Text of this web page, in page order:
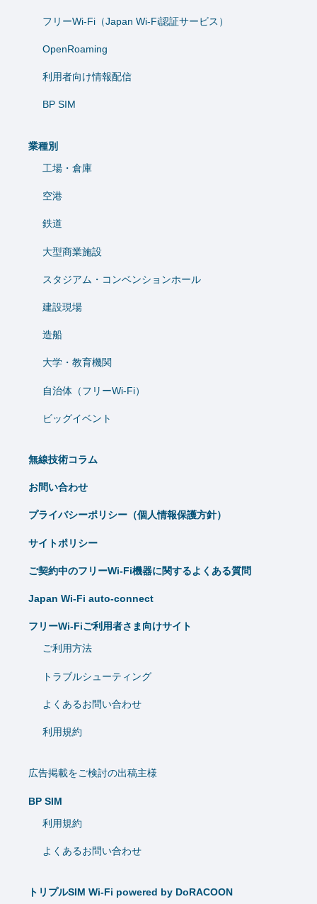
フリーWi-Fi（Japan Wi-Fi認証サービス）
OpenRoaming
利用者向け情報配信
BP SIM
業種別
工場・倉庫
空港
鉄道
大型商業施設
スタジアム・コンベンションホール
建設現場
造船
⼤学・教育機関
自治体（フリーWi-Fi）
ビッグイベント
無線技術コラム
お問い合わせ
プライバシーポリシー（個人情報保護方針）
サイトポリシー
ご契約中のフリーWi-Fi機器に関するよくある質問
Japan Wi-Fi auto-connect
フリーWi-Fiご利用者さま向けサイト
ご利用方法
トラブルシューティング
よくあるお問い合わせ
利用規約
広告掲載をご検討の出稿主様
BP SIM
利用規約
よくあるお問い合わせ
トリプルSIM Wi-Fi powered by DoRACOON